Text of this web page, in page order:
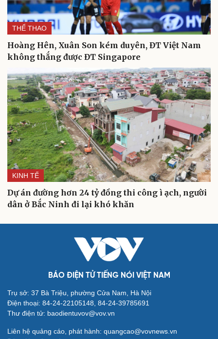
THỂ THAO
Hoàng Hên, Xuân Son kém duyên, ĐT Việt Nam
không thắng được ĐT Singapore
KINH TẾ
Dự án đường hơn 24 tỷ đồng thi công ì ạch, người
dân ở Bắc Ninh đi lại khó khăn
BÁO ĐIỆN TỬ TIẾNG NÓI VIỆT NAM
Trụ sở: 37 Bà Triệu, phường Cửa Nam, Hà Nội
Điện thoại: 84-24-22105148, 84-24-39785691
Thư điện tử: baodientuvov@vov.vn
Liên hệ quảng cáo, phát hành: quangcao@vovnews.vn